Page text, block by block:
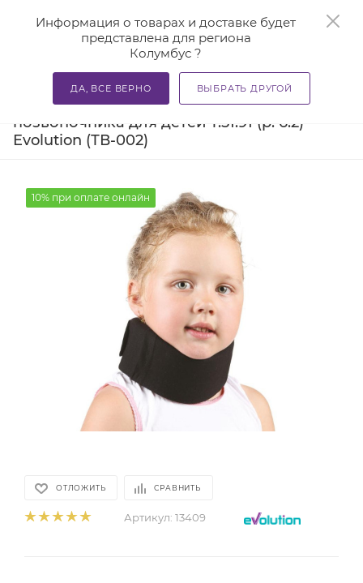
Информация о товарах и доставке будет
представлена для региона
Колумбус ?
ДА, ВСЕ ВЕРНО ВЫБРАТЬ ДРУГОЙ
Главная — Каталог — Бандажи и корсеты — Бандажи
Бандаж на шейный отдел
позвоночника для детей Т.51.91 (р. 6.2)
Evolution (ТВ-002)
10% при оплате онлайн
ОТЛОЖИТЬ СРАВНИТЬ
Артикул: 13409